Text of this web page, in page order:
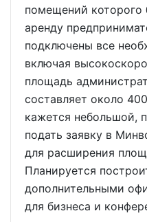
помещений которого
аренду
подключены все
включая
площадь
составляет около
кажется небольшой,
подать заявку в
для расширения
Планируется
дополнительными
для бизнеса и